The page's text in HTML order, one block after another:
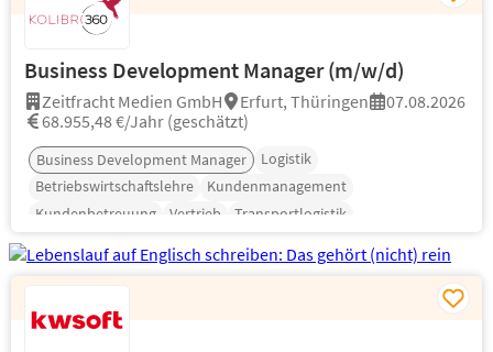
Business Development Manager (m/w/d)
Zeitfracht Medien GmbH Erfurt, Thüringen
07.08.2026
68.955,48 €/Jahr (geschätzt)
Business Development Manager
Logistik
Betriebswirtschaftslehre
Kundenmanagement
Kundenbetreuung
Vertrieb Transportlogistik